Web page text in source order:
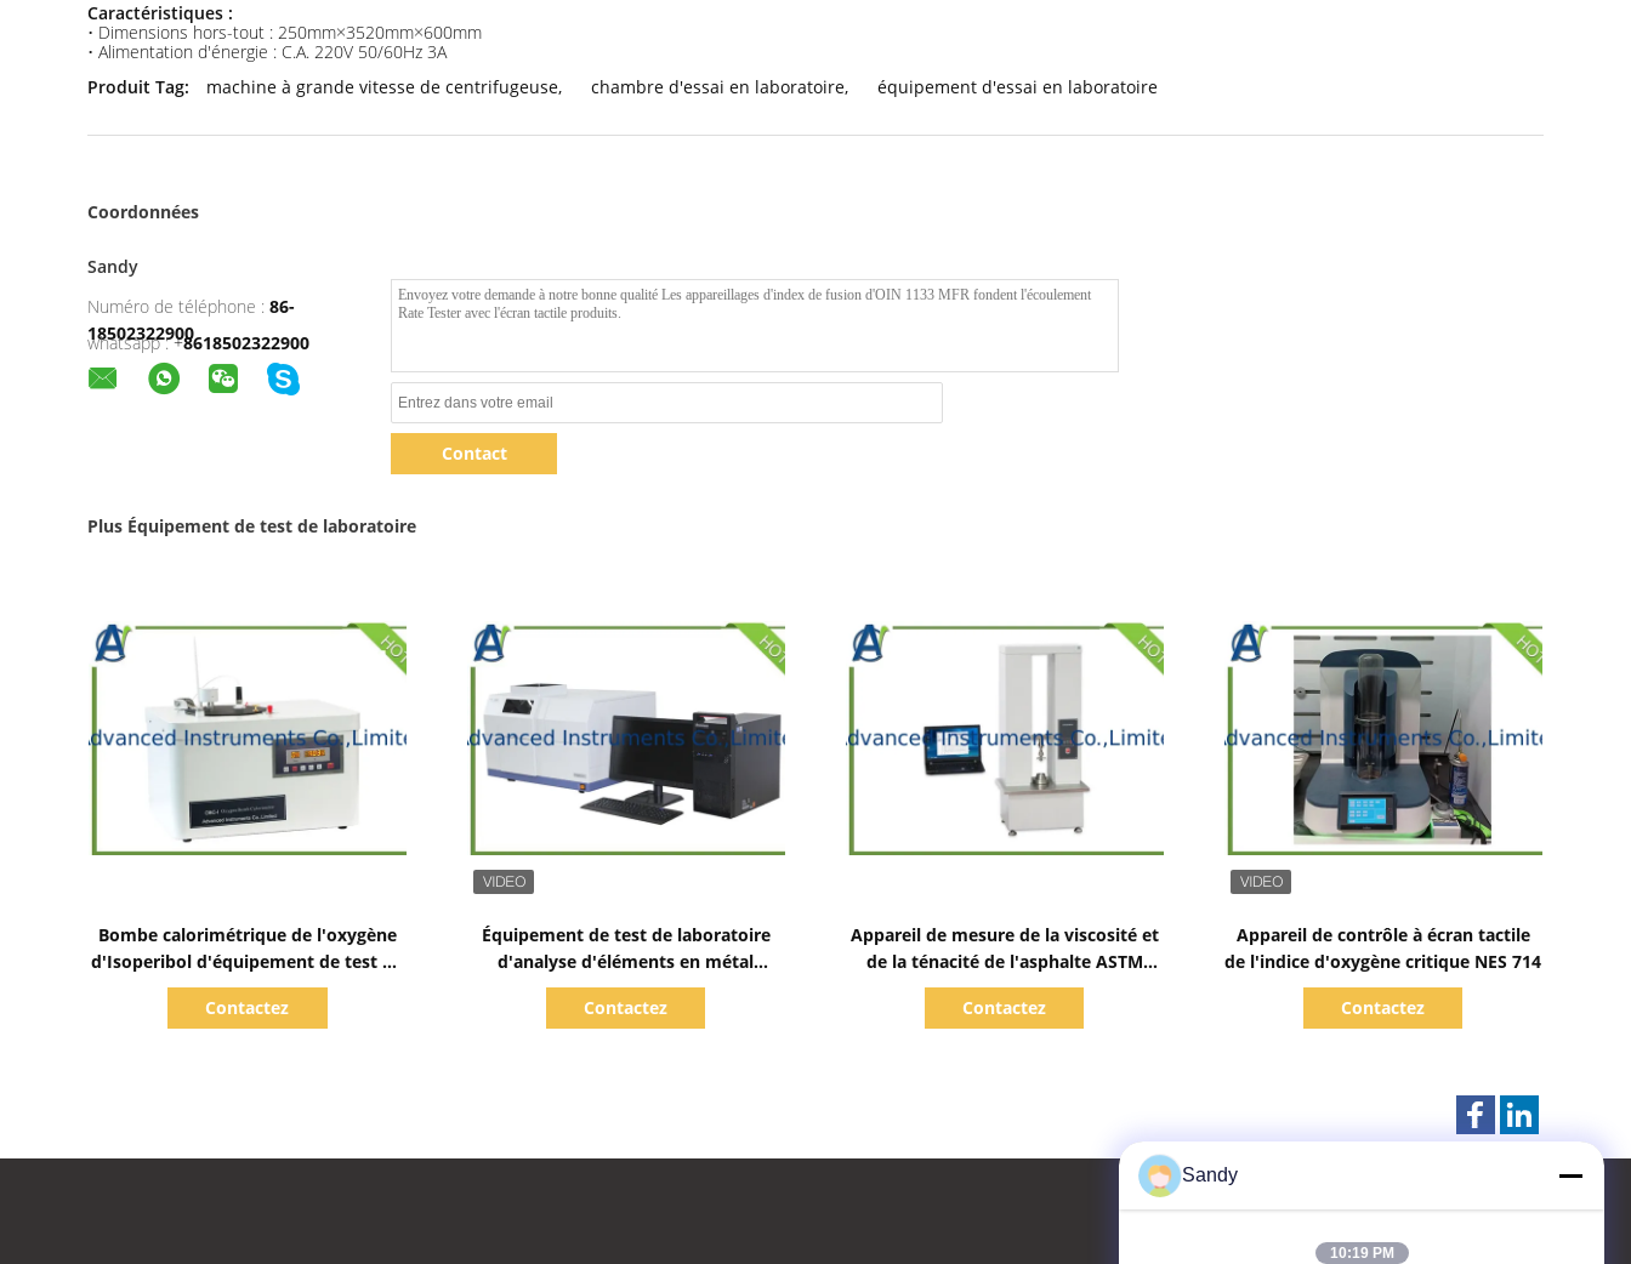
Caractéristiques :
• Dimensions hors-tout : 250mm×3520mm×600mm
• Alimentation d'énergie : C.A. 220V 50/60Hz 3A
Produit Tag:
machine à grande vitesse de centrifugeuse, chambre d'essai en laboratoire, équipement d'essai en laboratoire
Coordonnées
Sandy
Numéro de téléphone : 86-
18502322900
whatsapp :+8618502322900
Contact
Plus Équipement de test de laboratoire
Bombe calorimétrique de l'oxygène
d'Isoperibol d'équipement de test de
laboratoire de Digital
Contactez
Équipement de test de laboratoire
d'analyse d'éléments en métal
d'analyseur d'aas
Contactez
Appareil de mesure de la viscosité et
de la ténacité de l'asphalte ASTM
D5081 pour le bitume et les mélanges
bitumineux
Contactez
Appareil de contrôle à écran tactile
de l'indice d'oxygène critique NES 714
Contactez
Sandy
10:19 PM